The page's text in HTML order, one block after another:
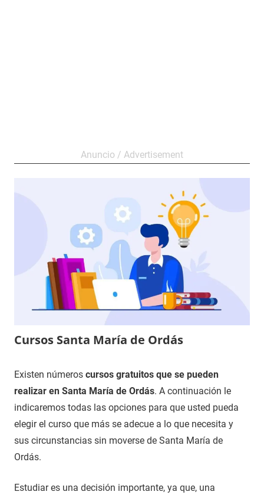
Cursos Santa María de Ordás
12
de
noviembre
2020
Maria
Cursos
en
León
Existen números cursos gratuitos que se pueden
realizar en Santa María de Ordás. A continuación le
indicaremos todas las opciones para que usted pueda
elegir el curso que más se adecue a lo que necesita y
sus circunstancias sin moverse de Santa María de
Ordás.
Estudiar es una decisión importante, ya que, una